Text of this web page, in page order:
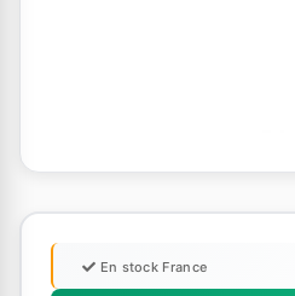
En stock France